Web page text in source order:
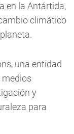
en la Antártida,
climático
una entidad
medios
y
para